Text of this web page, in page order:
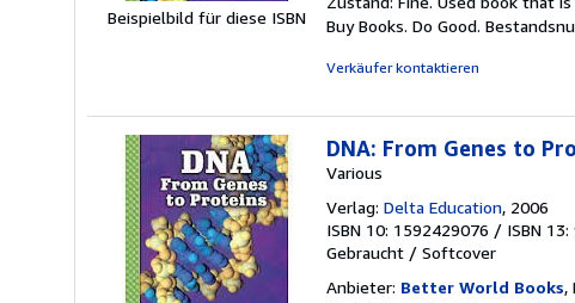
Beispielbild für diese ISBN
von
5
Buy Books. Do Good.
Verkäufer kontaktieren
DNA: From Genes to
Various
Verlag: Delta Education, 2006
ISBN 10: 1592429076 / ISBN
Gebraucht / Softcover
Anbieter: Better World Books,